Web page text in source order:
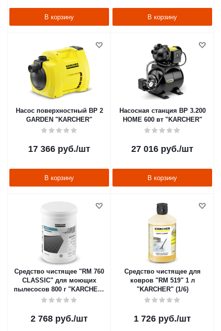
В корзину В корзину
Насос поверхностный BP 2
GARDEN "KARCHER"
17 366 руб./шт
В корзину
Насосная станция BP 3.200
HOME 600 вт "KARCHER"
27 016 руб./шт
В корзину
Средство чистящее "RM 760
CLASSIC" для моющих
пылесосов 800 г "KARCHER"
(1/4)
2 768 руб./шт
Средство чистящее для
ковров "RM 519" 1 л
"KARCHER" (1/6)
1 726 руб./шт